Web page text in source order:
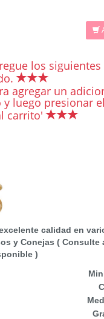
los
agregar un
y luego presionar
carrito'
calidad en
y Conejas ( Consulte
)